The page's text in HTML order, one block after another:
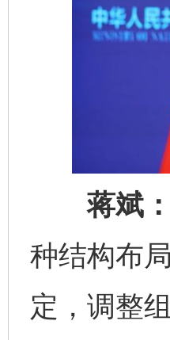
蒋斌：
种结构布
定，调整